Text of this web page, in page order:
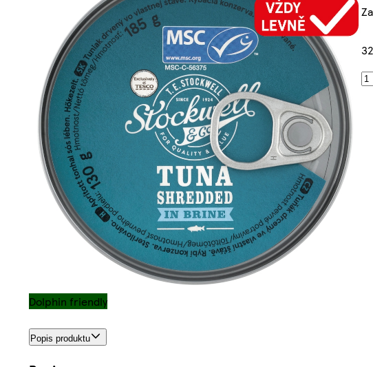
Dolphin friendly
Popis produktu